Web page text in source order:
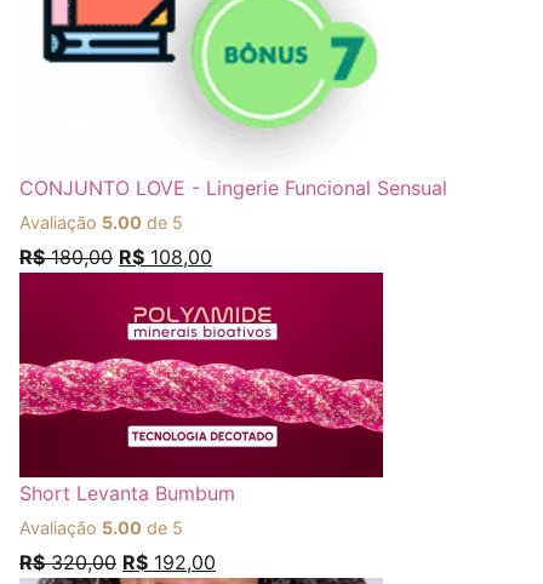
CONJUNTO LOVE - Lingerie Funcional Sensual
Avaliação 5.00 de 5
R$180,00 R$ 108,00
Short Levanta Bumbum
Avaliação 5.00 de 5
R$320,00 R$ 192,00